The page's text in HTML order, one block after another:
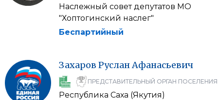
Наслежный совет депутатов МО
"Хоптогинский наслег"
Беспартийный
Захаров РусланАфанасьевич
ПРЕДСТАВИТЕЛЬНЫЙ ОРГАН ПОСЕЛЕНИЯ
Республика Саха (Якутия)